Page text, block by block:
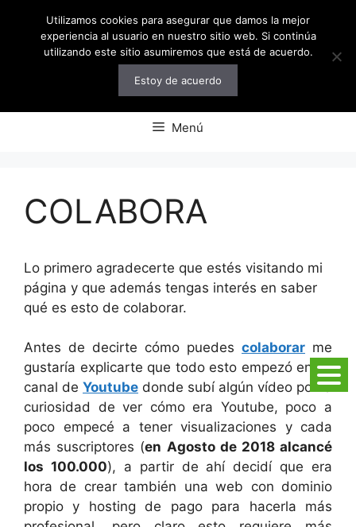
contenido
Menú
COLABORA
Lo primero agradecerte que estés visitando mi
página y que además tengas interés en saber
qué es esto de colaborar.
Antes de decirte cómo puedes colaborar me
gustaría explicarte que todo esto empezó en mi
canal de Youtube donde subí algún vídeo por la
curiosidad de ver cómo era Youtube, poco a
poco empecé a tener visualizaciones y cada
más suscriptores (en Agosto de 2018 alcancé
los 100.000), a partir de ahí decidí que era
hora de crear también una web con dominio
propio y hosting de pago para hacerla más
Utilizamos cookies para asegurar que damos la mejor
experiencia al usuario en nuestro sitio web. Si continúa
utilizando este sitio asumiremos que está de acuerdo.
Estoy de acuerdo